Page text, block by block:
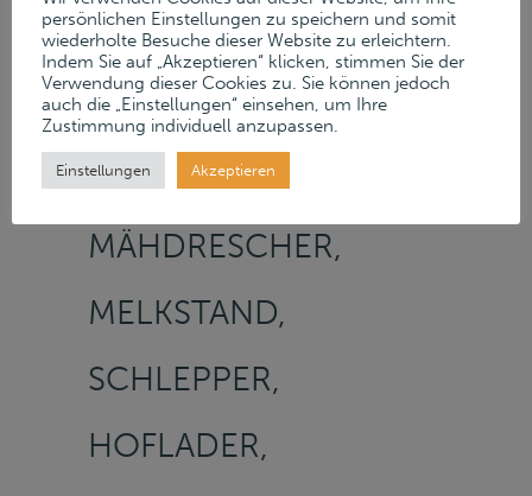
GUSTOW –
FELDHÄCKSLER,
FUTTERMISCHWAGEN,
MÄHDRESCHER,
MELKSTAND,
SCHLEPPER,
HOFLADER,
persönlichen Einstellungen zu speichern und somit
wiederholte Besuche dieser Website zu erleichtern.
Indem Sie auf „Akzeptieren“ klicken, stimmen Sie der
Verwendung dieser Cookies zu. Sie können jedoch
auch die „Einstellungen“ einsehen, um Ihre
Zustimmung individuell anzupassen.
Einstellungen Akzeptieren